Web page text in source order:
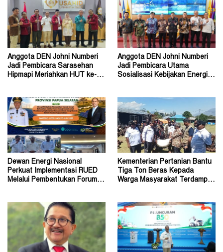
Anggota DEN Johni Numberi
Jadi Pembicara Sarasehan
Hipmapi Meriahkan HUT ke-81
Anggota DEN Johni Numberi
Jadi Pembicara Utama
Sosialisasi Kebijakan Energi di
Dewan Energi Nasional
Perkuat Implementasi RUED
Melalui Pembentukan Forum
Kementerian Pertanian Bantu
Tiga Ton Beras Kepada
Warga Masyarakat Terdampak